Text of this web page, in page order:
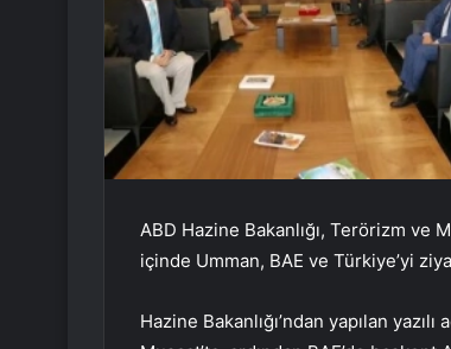
ABD Hazine Bakanlığı, Terörizm ve
içinde Umman, BAE ve Türkiye’yi
Hazine Bakanlığı’ndan yapılan